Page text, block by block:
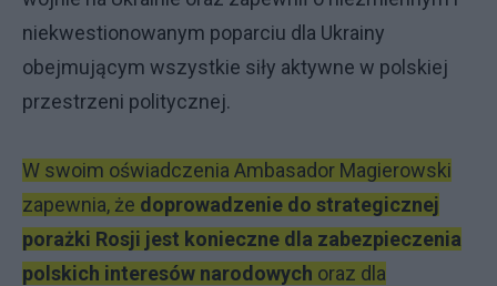
niekwestionowanym poparciu dla Ukrainy
obejmującym wszystkie siły aktywne w polskiej
przestrzeni politycznej.
W swoim oświadczenia Ambasador Magierowski
zapewnia, że doprowadzenie do strategicznej
porażki Rosji jest konieczne dla zabezpieczenia
polskich interesów narodowych oraz dla